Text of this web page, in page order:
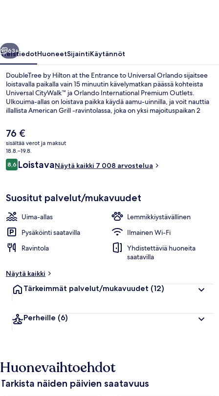
Universal
Orlando
valokuvagalleria
Seuraava
63+
YleistiedotHuoneetSijaintiKäytännöt
DoubleTree by Hilton at the Entrance to Universal Orlando sijaitsee
loistavalla paikalla vain 15 minuutin kävelymatkan päässä kohteista
Universal CityWalk™ ja Orlando International Premium Outlets.
Ulkouima-allas on loistava paikka käydä aamu-uinnilla, ja voit nauttia
illallista American Grill -ravintolassa, joka on yksi majoituspaikan 2
ympäri vuorokauden auki oleva kuntokeskus. Matkailijat arvostavat
suuresti majoituspaikan uima-allasta ja avuliasta henkilökuntaa.
Nykyinen
hinta
on
76 €
76 €
sisältää verot ja maksut
18.8.–19.8.
Arvostelut
8,68,6 kautta 10.
LoistavaNäytä kaikki 7 008 arvostelua
Suositut palvelut/mukavuudet
Uima-allas
Lemmikkiystävällinen
Pysäköinti saatavilla
Ilmainen Wi-Fi
Ravintola
Yhdistettäviä huoneita
saatavilla
Näytä kaikki
Tärkeimmät palvelut/mukavuudet (12)
Perheille (6)
Huonevaihtoehdot
Tarkista näiden päivien saatavuus